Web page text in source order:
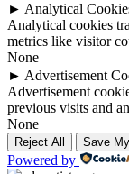
► Analytical
Analytical cookies
metrics like visitor
None
► Advertisement
Advertisement
previous visits and
None
Reject All Save
Powered by